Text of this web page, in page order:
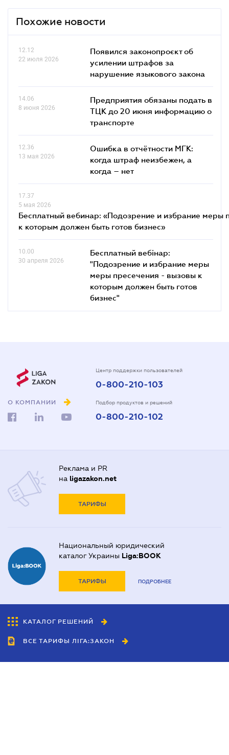
Похожие новости
12.12
22 июля 2026
Появился законопроєкт об
усилении штрафов за
нарушение языкового закона
14.06
8 июня 2026
Предприятия обязаны подать в
ТЦК до 20 июня информацию о
транспорте
12.36
13 мая 2026
Ошибка в отчётности МГК:
когда штраф неизбежен, а
когда – нет
17.37
5 мая 2026
Бесплатный вебинар: «Подозрение и избрание меры
к которым должен быть готов бизнес»
10.00
30 апреля 2026
Бесплатный вебінар:
"Подозрение и избрание меры
меры пресечения - вызовы к
которым должен быть готов
бизнес"
О КОМПАНИИ
Центр поддержки пользователей
0-800-210-103
Подбор продуктов и решений
0-800-210-102
Реклама и PR
на ligazakon.net
ТАРИФЫ
Национальный юридический
каталог Украины Liga:BOOK
ТАРИФЫ ПОДРОБНЕЕ
КАТАЛОГ РЕШЕНИЙ
ВСЕ ТАРИФЫ ЛІГА:ЗАКОН